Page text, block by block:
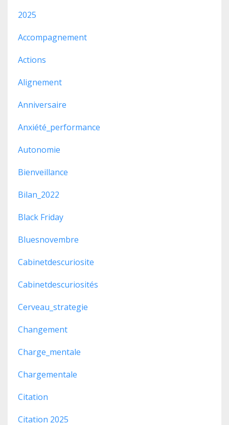
2025
Accompagnement
Actions
Alignement
Anniversaire
Anxiété_performance
Autonomie
Bienveillance
Bilan_2022
Black Friday
Bluesnovembre
Cabinetdescuriosite
Cabinetdescuriosités
Cerveau_strategie
Changement
Charge_mentale
Chargementale
Citation
Citation 2025